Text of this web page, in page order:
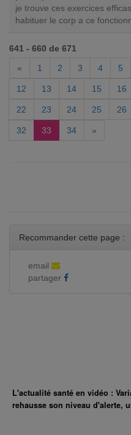
je trouve ces exercices
habituer le corp a ce
641 - 660 de 671
«
1 2 3 4 5
12 13 14 15 16
22 23 24 25 26
32 33 34 »
Recommander cette page :
email
partager
L'actualité santé en vidéo :
rehausse son niveau d'alerte,